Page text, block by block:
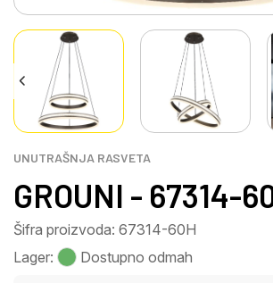
UNUTRAŠNJA RASVETA
GROUNI - 67314-
Šifra proizvoda: 67314-60H
Lager:
Dostupno odmah